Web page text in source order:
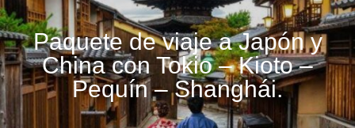
Paquete de viaje a Japón y
China con Tokio – Kioto –
Pequín – Shanghái.